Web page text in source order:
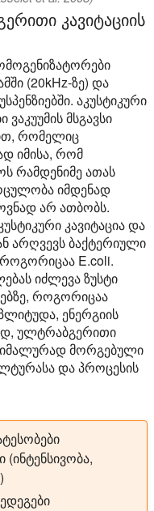
კავიტაციის
(20kHz-ზე) და
აკუსტიკური
მსგავსი
რომელიც
იმისა, რომ
რამდენიმე ათას
იმდენად
არ ათბობს.
კავიტაცია და
არღვევს ბაქტერიული
E.coli.
იძლევა ზუსტი
როგორიცაა
ენერგიის
ულტრაბგერითი
მორგებული
და პროცესის